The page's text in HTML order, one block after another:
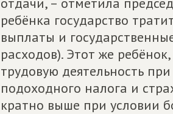
ребёнка государство
выплаты и
расходов). Этот же
трудовую деятельность
подоходного налога и
кратно выше при условии